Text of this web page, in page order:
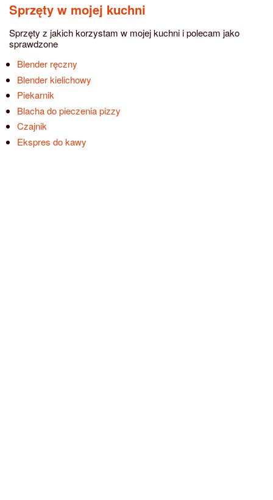
Sprzęty w mojej kuchni
Sprzęty z jakich korzystam w mojej kuchni i polecam jako
sprawdzone
Blender ręczny
Blender kielichowy
Piekarnik
Blacha do pieczenia pizzy
Czajnik
Ekspres do kawy